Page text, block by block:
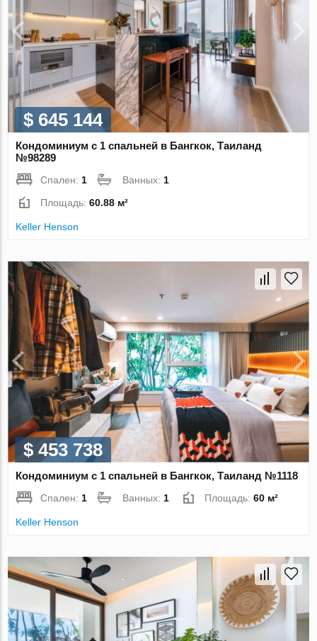
$ 645 144
Кондоминиум с 1 спальней в Бангкок, Таиланд
№98289
Спален: 1 Ванных: 1
Площадь:60.88 м²
Keller Henson
$ 453 738
Кондоминиум с 1 спальней в Бангкок, Таиланд №1118
Спален: 1 Ванных: 1 Площадь:60 м²
Keller Henson